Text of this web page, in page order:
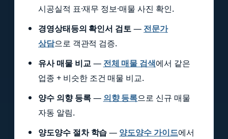
시공실적 표·재무 정보·매물 사진 확인.
경영상태등의 확인서 검토— 전문가
상담으로 객관적 검증.
유사 매물 비교— 전체 매물 검색에서 같은
업종 + 비슷한 조건 매물 비교.
양수 의향 등록— 의향 등록으로 신규 매물
자동 알림.
양도양수 절차 학습— 양도양수 가이드에서